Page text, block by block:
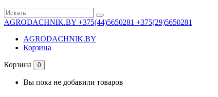
AGRODACHNIK.BY +375(44)5650281 +375(29)5650281
AGRODACHNIK.BY
Корзина
Корзина 0
Вы пока не добавили товаров